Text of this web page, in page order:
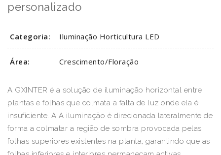
personalizado
Categoria: Iluminação Horticultura LED
Área: Crescimento/Floração
A GXINTER é a solução de iluminação horizontal entre
plantas e folhas que colmata a falta de luz onde ela é
insuficiente. A A iluminação é direcionada lateralmente de
forma a colmatar a região de sombra provocada pelas
folhas superiores existentes na planta, garantindo que as